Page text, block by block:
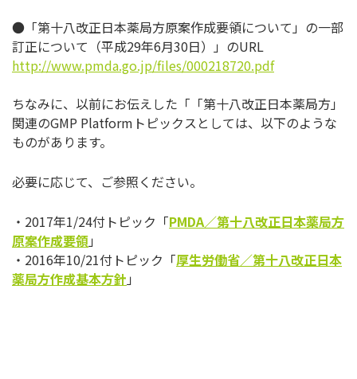
●「第十八改正日本薬局方原案作成要領について」 の一部
訂正について（平成29年6月30日）」のURL
http://www.pmda.go.jp/files/000218720.pdf
ちなみに、以前にお伝えした「「第十八改正日本薬局方」
関連のGMP Platformトピックスとしては、 以下のような
ものがあります。
必要に応じて、ご参照ください。
・2017年1/24付トピック「PMDA／第十八改正日本薬局方
原案作成要領」
・2016年10/21付トピック「厚生労働省／第十八改正日本
薬局方作成基本方針 」